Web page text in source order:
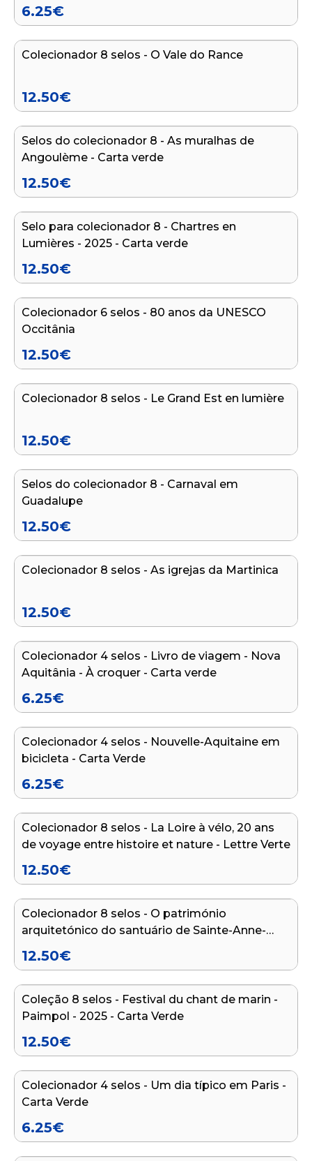
6.25€
Colecionador 8 selos - O Vale do Rance
12.50€
Selos do colecionador 8 - As muralhas de
Angoulème - Carta verde
12.50€
Selo para colecionador 8 - Chartres en
Lumières - 2025 - Carta verde
12.50€
Colecionador 6 selos - 80 anos da UNESCO
Occitânia
12.50€
Colecionador 8 selos - Le Grand Est en lumière
12.50€
Selos do colecionador 8 - Carnaval em
Guadalupe
12.50€
Colecionador 8 selos - As igrejas da Martinica
12.50€
Colecionador 4 selos - Livro de viagem - Nova
Aquitânia - À croquer - Carta verde
6.25€
Colecionador 4 selos - Nouvelle-Aquitaine em
bicicleta - Carta Verde
6.25€
Colecionador 8 selos - La Loire à vélo, 20 ans
de voyage entre histoire et nature - Lettre Verte
12.50€
Colecionador 8 selos - O património
arquitetónico do santuário de Sainte-Anne-
12.50€
Coleção 8 selos - Festival du chant de marin -
Paimpol - 2025 - Carta Verde
12.50€
Colecionador 4 selos - Um dia típico em Paris -
Carta Verde
6.25€